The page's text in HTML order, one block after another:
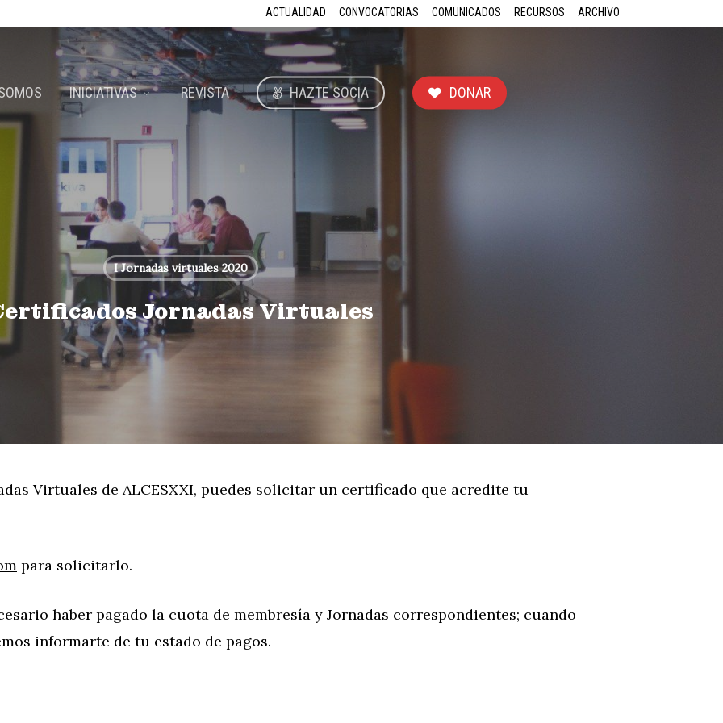
ACTUALIDAD CONVOCATORIAS COMUNICADOS RECURSOS ARCHIVO
INICIATIVAS REVISTA HAZTE SOCIA DONAR
I Jornadas virtuales 2020
Jornadas Virtuales
Virtuales de ALCESXXI, puedes solicitar un certificado que acredite tu
para solicitarlo.
haber pagado la cuota de membresía y Jornadas correspondientes; cuando
informarte de tu estado de pagos.